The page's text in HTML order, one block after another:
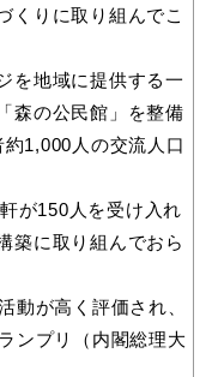
おくやみ
くりに取り組んでこ
を地域に提供する一
森の公民館」を整備
1,000人の交流人口
が150人を受け入れ
築に取り組んでおら
が高く評価され、
ンプリ（内閣総理大